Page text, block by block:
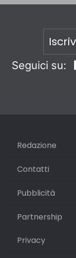
Seguici su:
Redazione
Contatti
Pubblicità
Partnership
Privacy